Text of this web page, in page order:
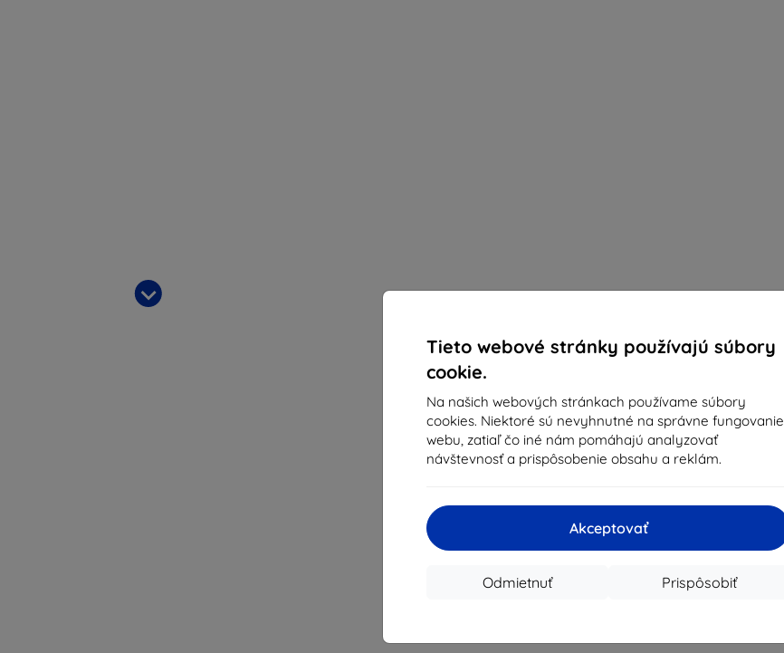
Tieto webové stránky používajú súbory
cookie.
Na našich webových stránkach používame súbory
cookies. Niektoré sú nevyhnutné na správne fungovanie
webu, zatiaľ čo iné nám pomáhajú analyzovať
návštevnosť a prispôsobenie obsahu a reklám.
Akceptovať
Prispôsobiť
Odmietnuť